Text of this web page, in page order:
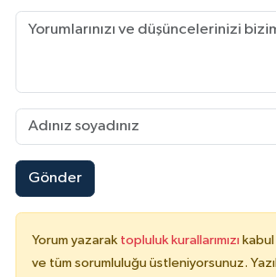
Gönder
Yorum yazarak topluluk kurallarımızı
ve tüm sorumluluğu üstleniyorsunuz.